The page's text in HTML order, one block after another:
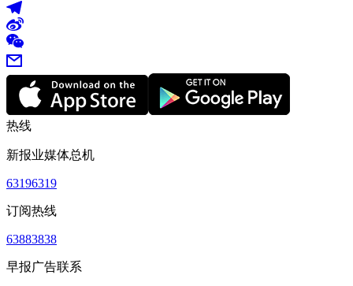
热线
新报业媒体总机
63196319
订阅热线
63883838
早报广告联系